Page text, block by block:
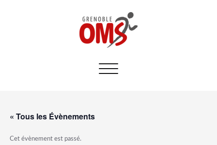
Afficher/masquer
« Tous les Évènements
Cet évènement est passé.